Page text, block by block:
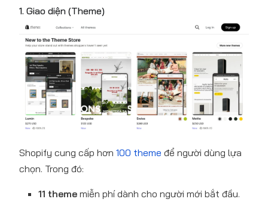
1. Giao diện (Theme)
Shopify cung cấp hơn 100 theme để người dùng lựa
chọn. Trong đó:
11 theme miễn phí dành cho người mới bắt đầu.